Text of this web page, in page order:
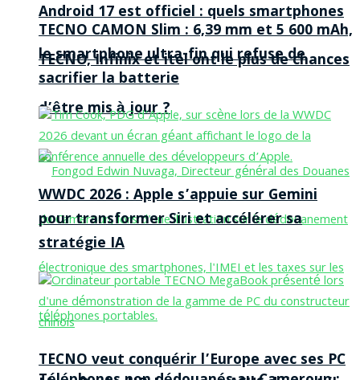
Android 17 est officiel : quels smartphones
TECNO, Infinix et itel ont le plus de chances
d’être mis à jour ?
TECNO CAMON Slim : 6,39 mm et 5 600 mAh,
le smartphone ultra-fin qui refuse de
sacrifier la batterie
WWDC 2026 : Apple s’appuie sur Gemini
pour transformer Siri et accélérer sa
stratégie IA
TECNO veut conquérir l’Europe avec ses PC